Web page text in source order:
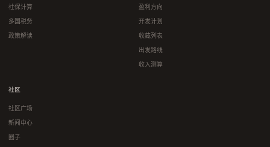
社保计算
多国税务
政策解读
盈利方向
开发计划
收藏列表
出发路线
收入测算
社区
社区广场
新闻中心
圈子